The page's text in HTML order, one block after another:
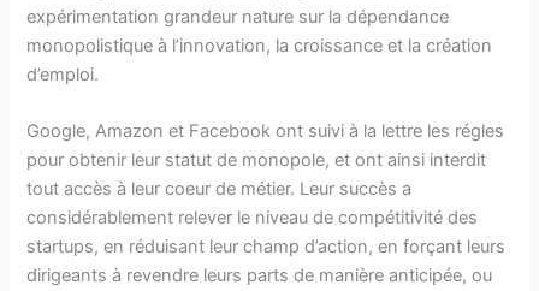
expérimentation grandeur nature sur la dépendance
monopolistique à l’innovation, la croissance et la création
d’emploi.
Google, Amazon et Facebook ont suivi à la lettre les régles
pour obtenir leur statut de monopole, et ont ainsi interdit
tout accès à leur coeur de métier. Leur succès a
considérablement relever le niveau de compétitivité des
startups, en réduisant leur champ d’action, en forçant leurs
dirigeants à revendre leurs parts de manière anticipée, ou